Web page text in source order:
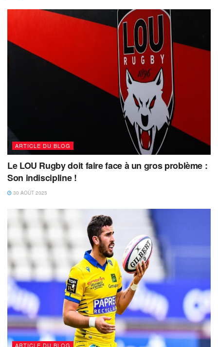
ARTICLE DU BLOG
Le LOU Rugby doit faire face à un gros problème :
Son indiscipline !
30 AOÛT 2025
ARTICLE DU BLOG